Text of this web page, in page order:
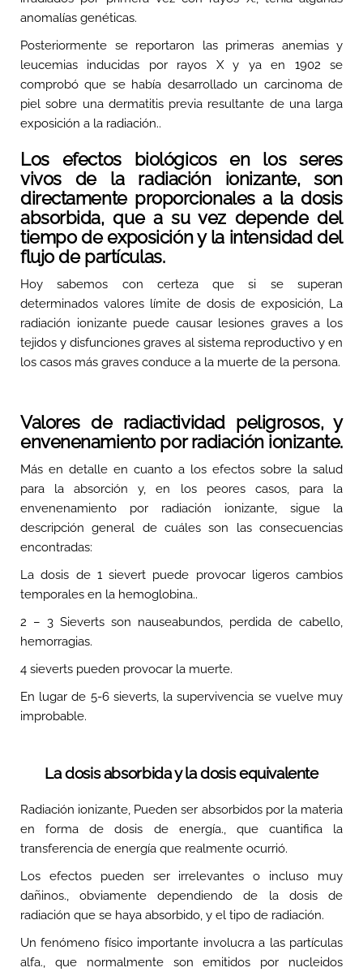
anomalías genéticas.
Posteriormente se reportaron las primeras anemias y
leucemias inducidas por rayos X y ya en 1902 se
comprobó que se había desarrollado un carcinoma de
piel sobre una dermatitis previa resultante de una larga
exposición a la radiación..
Los efectos biológicos en los seres
vivos de la radiación ionizante, son
directamente proporcionales a la dosis
absorbida, que a su vez depende del
tiempo de exposición y la intensidad del
flujo de partículas.
Hoy sabemos con certeza que si se superan
determinados valores límite de dosis de exposición, La
radiación ionizante puede causar lesiones graves a los
tejidos y disfunciones graves al sistema reproductivo y en
los casos más graves conduce a la muerte de la persona.
Valores de radiactividad peligrosos, y
envenenamiento por radiación ionizante.
Más en detalle en cuanto a los efectos sobre la salud
para la absorción y, en los peores casos, para la
envenenamiento por radiación ionizante, sigue la
descripción general de cuáles son las consecuencias
encontradas:
La dosis de 1 sievert puede provocar ligeros cambios
temporales en la hemoglobina..
2 – 3 Sieverts son nauseabundos, perdida de cabello,
hemorragias.
4 sieverts pueden provocar la muerte.
En lugar de 5-6 sieverts, la supervivencia se vuelve muy
improbable.
La dosis absorbida y la dosis equivalente
Radiación ionizante, Pueden ser absorbidos por la materia
en forma de dosis de energía., que cuantifica la
transferencia de energía que realmente ocurrió.
Los efectos pueden ser irrelevantes o incluso muy
dañinos., obviamente dependiendo de la dosis de
radiación que se haya absorbido, y el tipo de radiación.
Un fenómeno físico importante involucra a las partículas
alfa., que normalmente son emitidos por nucleidos